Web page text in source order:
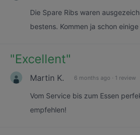
Die Spare Ribs waren
bestens. Kommen ja schon
"Excellent"
Martin K. 6 months ago · 1 review
Vom Service bis zum Essen
empfehlen!